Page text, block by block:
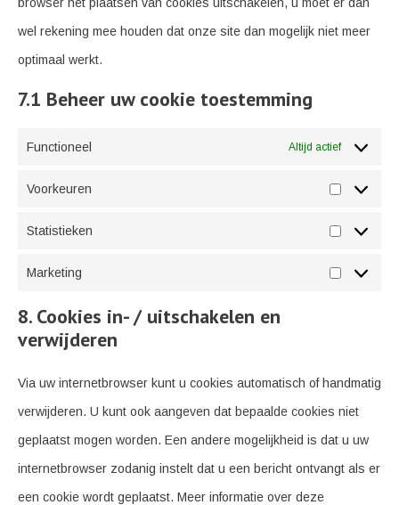
wel rekening mee houden dat onze site dan mogelijk niet meer
optimaal werkt.
7.1 Beheer uw cookie toestemming
Functioneel Altijd actief
Voorkeuren
Statistieken
Marketing
8. Cookies in- / uitschakelen en
verwijderen
Via uw internetbrowser kunt u cookies automatisch of handmatig
verwijderen. U kunt ook aangeven dat bepaalde cookies niet
geplaatst mogen worden. Een andere mogelijkheid is dat u uw
internetbrowser zodanig instelt dat u een bericht ontvangt als er
een cookie wordt geplaatst. Meer informatie over deze